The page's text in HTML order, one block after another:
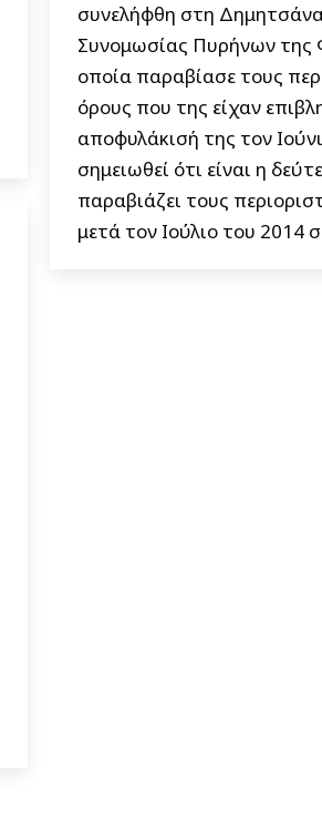
συνελήφθη στη
Συνομωσίας Πυρήνων της
οποία παραβίασε τους
όρους που της είχαν
αποφυλάκισή της τον
σημειωθεί ότι είναι η
παραβιάζει τους
μετά τον Ιούλιο του 2014